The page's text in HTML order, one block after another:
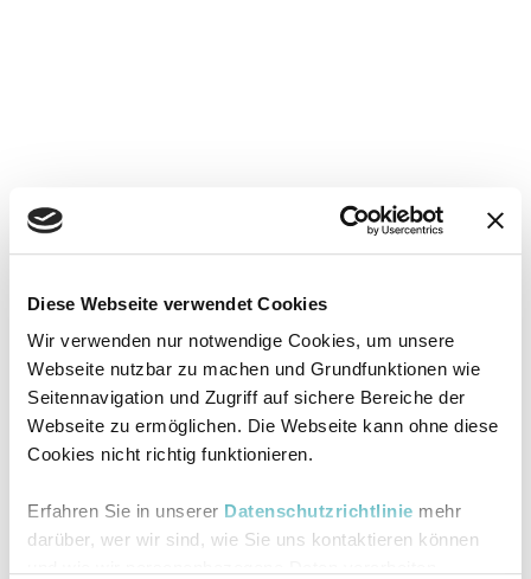
Diese Webseite verwendet Cookies
Wir verwenden nur notwendige Cookies, um unsere
Webseite nutzbar zu machen und Grundfunktionen wie
Seitennavigation und Zugriff auf sichere Bereiche der
Webseite zu ermöglichen. Die Webseite kann ohne diese
Cookies nicht richtig funktionieren.
Erfahren Sie in unserer Datenschutzrichtlinie mehr
darüber, wer wir sind, wie Sie uns kontaktieren können